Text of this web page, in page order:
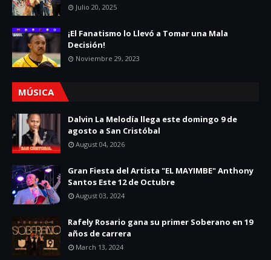
Julio 20, 2025
¡El Fanatismo lo Llevó a Tomar una Mala
Decisión!
Noviembre 29, 2023
MÚSICA
Dalvin La Melodía llega este domingo 9 de
agosto a San Cristóbal
August 04, 2026
Gran Fiesta del Artista "EL MAYIMBE" Anthony
Santos Este 12 de Octubre
August 03, 2024
Rafely Rosario gana su primer Soberano en 19
años de carrera
March 13, 2024